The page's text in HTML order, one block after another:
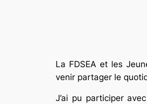
La FDSEA et les
venir partager le
J’ai pu participer